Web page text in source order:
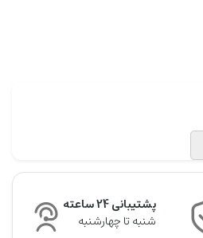
پشتیبانی 24 ساعته
شنبه تا چهارشنبه